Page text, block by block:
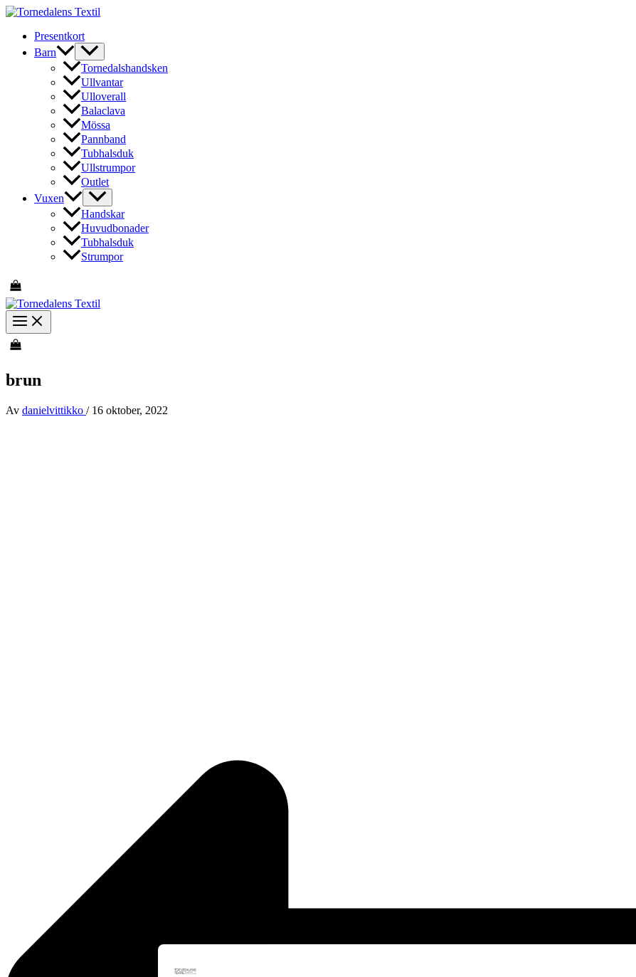
Hoppa
innehållPresentkort
Barn
Tornedalshandsken
Ullvantar
Ulloverall
Balaclava
Mössa
Pannband
Tubhalsduk
Ullstrumpor
Outlet
Vuxen
Handskar
Huvudbonader
Tubhalsduk
Strumpor
brun
Av danielvittikko / 16 oktober, 2022